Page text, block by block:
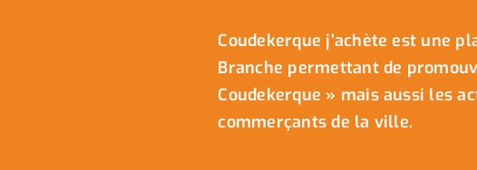
Coudekerque j’achète est une
Branche permettant de
Coudekerque » mais aussi les
commerçants de la ville.